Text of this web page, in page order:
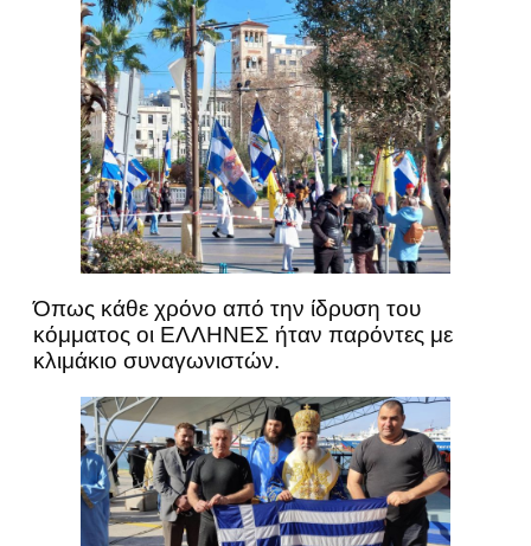
Όπως κάθε χρόνο από την ίδρυση του
κόμματος οι ΕΛΛΗΝΕΣ ήταν παρόντες με
κλιμάκιο συναγωνιστών.